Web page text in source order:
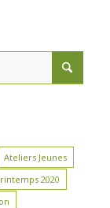
Ateliers Jeunes
2020